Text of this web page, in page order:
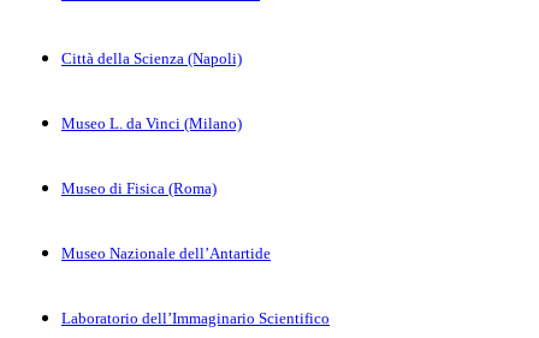
Città della Scienza (Napoli)
Museo L. da Vinci (Milano)
Museo di Fisica (Roma)
Museo Nazionale dell’Antartide
Laboratorio dell’Immaginario Scientifico